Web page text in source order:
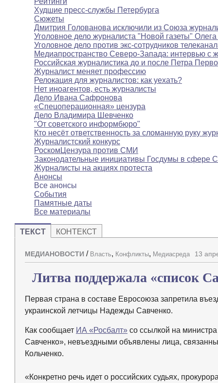
Худшие пресс-службы Петербурга
Сюжеты
Дмитрия Голованова исключили из Союза
Уголовное дело журналиста "Новой газеты"
Уголовное дело против экс-сотрудников
Медиапространство Северо-Запада: интервью с
Российская журналистика до и после Петра
Журналист меняет профессию
Релокация для журналистов: как уехать?
Нет иноагентов, есть журналисты
Дело Ивана Сафронова
«Спецоперационная» цензура
Дело Владимира Шевченко
"От советского информбюро"
Кто несёт ответственность за сломанную руку
Журналистский конкурс
РоскомЦензура против СМИ
Законодательные инициативы Госдумы в сфере
Журналисты на акциях протеста
Анонсы
Все анонсы
События
Памятные даты
Все материалы
ТЕКСТ КОНТЕКСТ
МЕДИАНОВОСТИ / Власть, Конфликты, Медиасреда 13
Литва поддержала «список
Первая страна в составе Евросоюза запретила
украинской летчицы Надежды Савченко.
Как сообщает ИА «Росбалт» со ссылкой на
Савченко», невъездными объявлены лица,
Кольченко.
«Конкретно речь идет о российских судьях,